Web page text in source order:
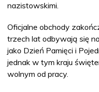
nazistowskimi.
Oficjalne obchody
trzech lat odbywają się
jako Dzień Pamięci i
jednak w tym kraju
wolnym od pracy.